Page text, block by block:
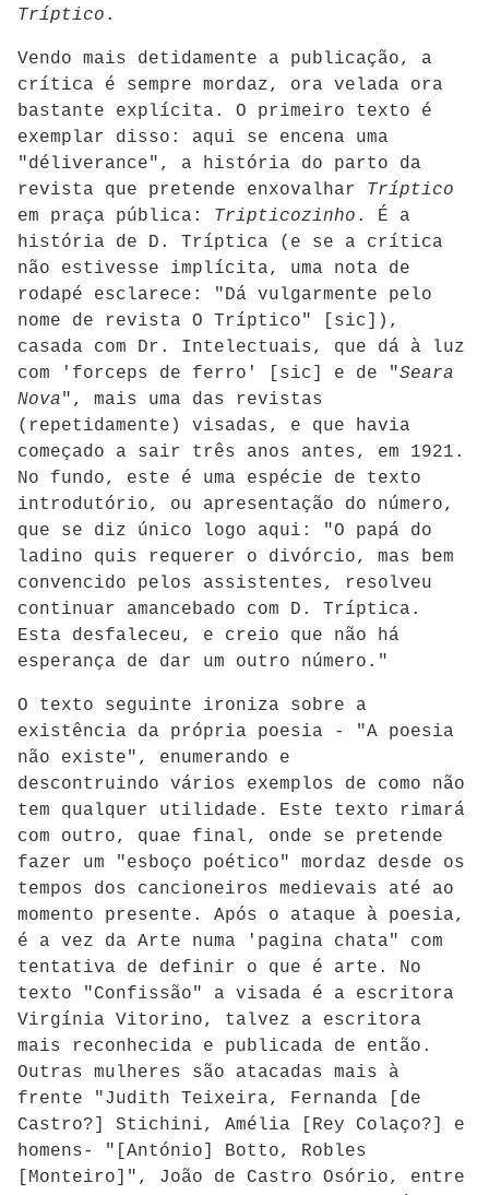
Tríptico .
Vendo mais detidamente a publicação, a
crítica é sempre mordaz, ora velada ora
bastante explícita. O primeiro texto é
exemplar disso: aqui se encena uma
"déliverance", a história do parto da
revista que pretende enxovalhar Tríptico
em praça pública: Tripticozinho . É a
história de D. Tríptica (e se a crítica
não estivesse implícita, uma nota de
rodapé esclarece: "Dá vulgarmente pelo
nome de revista O Tríptico" [sic]),
casada com Dr. Intelectuais, que dá à luz
com 'forceps de ferro' [sic] e de "Seara
Nova", mais uma das revistas
(repetidamente) visadas, e que havia
começado a sair três anos antes, em 1921.
No fundo, este é uma espécie de texto
introdutório, ou apresentação do número,
que se diz único logo aqui: "O papá do
ladino quis requerer o divórcio, mas bem
convencido pelos assistentes, resolveu
continuar amancebado com D. Tríptica.
Esta desfaleceu, e creio que não há
esperança de dar um outro número."
O texto seguinte ironiza sobre a
existência da própria poesia - "A poesia
não existe", enumerando e
descontruindo vários exemplos de como não
tem qualquer utilidade. Este texto rimará
com outro, quae final, onde se pretende
fazer um "esboço poético" mordaz desde os
tempos dos cancioneiros medievais até ao
momento presente. Após o ataque à poesia,
é a vez da Arte numa 'pagina chata" com
tentativa de definir o que é arte. No
texto "Confissão" a visada é a escritora
Virgínia Vitorino, talvez a escritora
mais reconhecida e publicada de então.
Outras mulheres são atacadas mais à
frente "Judith Teixeira, Fernanda [de
Castro?] Stichini, Amélia [Rey Colaço?] e
homens- "[António] Botto, Robles
[Monteiro]", João de Castro Osório, entre